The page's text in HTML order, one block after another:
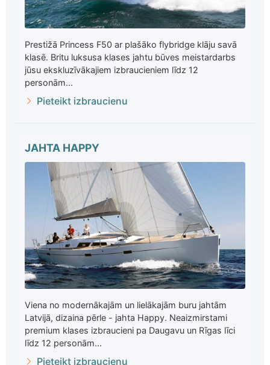
Prestižā Princess F50 ar plašāko flybridge klāju savā
klasē. Britu luksusa klases jahtu būves meistardarbs
jūsu ekskluzīvākajiem izbraucieniem līdz 12
personām...
Pieteikt izbraucienu
JAHTA HAPPY
Viena no modernākajām un lielākajām buru jahtām
Latvijā, dizaina pērle - jahta Happy. Neaizmirstami
premium klases izbraucieni pa Daugavu un Rīgas līci
līdz 12 personām...
Pieteikt izbraucienu